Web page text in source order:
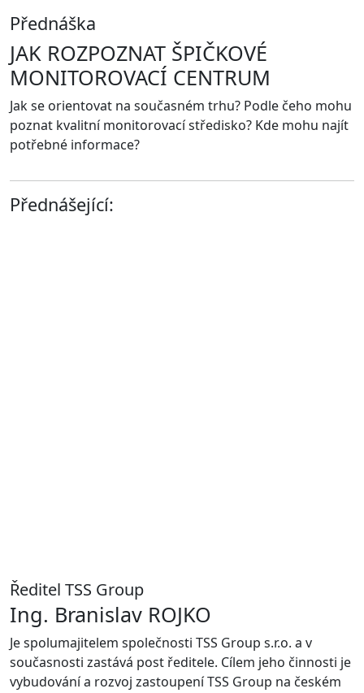
Přednáška
JAK ROZPOZNAT ŠPIČKOVÉ
MONITOROVACÍ CENTRUM
Jak se orientovat na současném trhu? Podle čeho mohu
poznat kvalitní monitorovací středisko? Kde mohu najít
potřebné informace?
Přednášející:
Ředitel TSS Group
Ing. Branislav ROJKO
Je spolumajitelem společnosti TSS Group s.r.o. a v
současnosti zastává post ředitele. Cílem jeho činnosti je
vybudování a rozvoj zastoupení TSS Group na českém